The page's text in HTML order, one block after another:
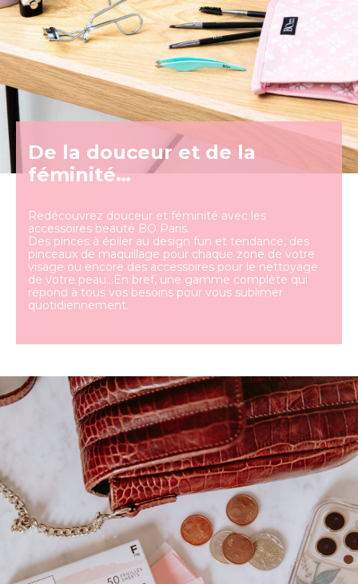
De la douceur et de la
féminité…
Redécouvrez douceur et féminité avec les
accessoires beauté BO Paris.
Des pinces à épiler au design fun et tendance, des
pinceaux de maquillage pour chaque zone de votre
visage ou encore des accessoires pour le nettoyage
de votre peau…En bref, une gamme complète qui
répond à tous vos besoins pour vous sublimer
quotidiennement.